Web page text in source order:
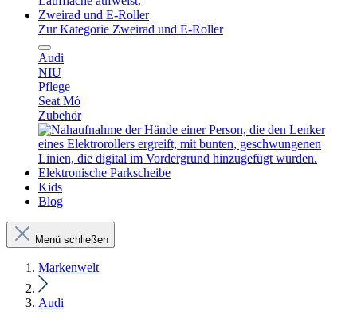
Zweirad und E-Roller
Zur Kategorie Zweirad und E-Roller
Audi
NIU
Pflege
Seat Mó
Zubehör
Elektronische Parkscheibe
Kids
Blog
Menü schließen
Markenwelt
Audi